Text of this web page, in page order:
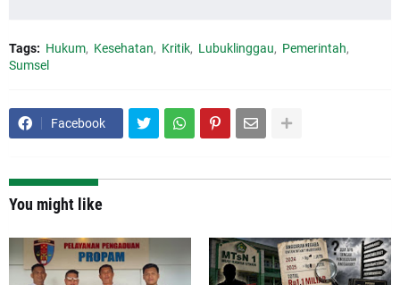
Tags: Hukum Kesehatan Kritik Lubuklinggau
Pemerintah
Sumsel
Facebook
You might like